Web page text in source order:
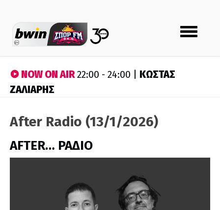
Toggle
navigation
NOW ON AIR22:00 - 24:00 | ΚΩΣΤΑΣ
ΖΑΛΙΑΡΗΣ
After Radio (13/1/2026)
AFTER… ΡΑΔΙΟ